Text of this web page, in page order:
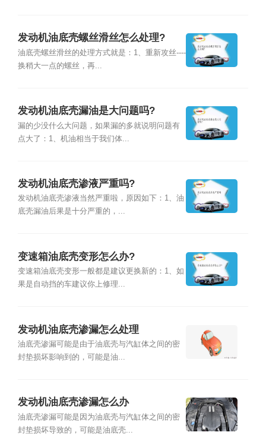
发动机油底壳螺丝滑丝怎么处理?
油底壳螺丝滑丝的处理方式就是：1、重新攻丝----
换稍大一点的螺丝，再...
发动机油底壳漏油是大问题吗?
漏的少没什么大问题，如果漏的多就说明问题有
点大了：1、机油相当于我们体...
发动机油底壳渗液严重吗?
发动机油底壳渗液当然严重啦，原因如下：1、油
底壳漏油后果是十分严重的，...
变速箱油底壳变形怎么办?
变速箱油底壳变形一般都是建议更换新的：1、如
果是自动挡的车建议你上修理...
发动机油底壳渗漏怎么处理
油底壳渗漏可能是由于油底壳与汽缸体之间的密
封垫损坏影响到的，可能是油...
发动机油底壳渗漏怎么办
油底壳渗漏可能是因为油底壳与汽缸体之间的密
封垫损坏导致的，可能是油底壳...